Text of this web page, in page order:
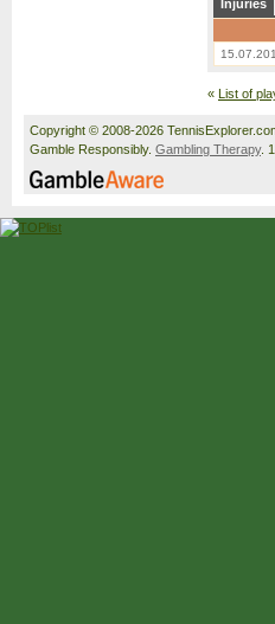
Injuries
« List of
Copyright © 2008-2026
Gamble Responsibly. Gambling Therapy.